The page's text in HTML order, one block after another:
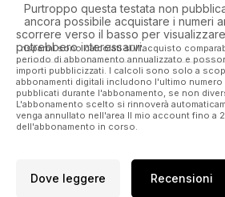
Purtroppo questa testata non
ancora possibile acquistare i numeri
scorrere verso il basso per
potrebbero interessarvi.
I risparmi sono calcolati sull'acquisto
periodo di abbonamento annualizzato e
importi pubblicizzati. I calcoli sono solo a
abbonamenti digitali includono l'ultimo numero
pubblicati durante l'abbonamento, se non
L'abbonamento scelto si rinnoverà
venga annullato nell'area Il mio account fino a
dell'abbonamento in corso.
Dove leggere Recensioni